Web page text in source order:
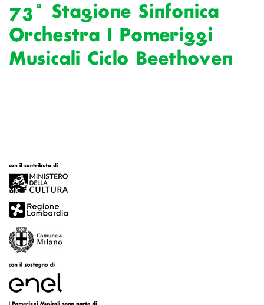
73ª Stagione Sinfonica
Orchestra I Pomeriggi
Musicali Ciclo Beethoven